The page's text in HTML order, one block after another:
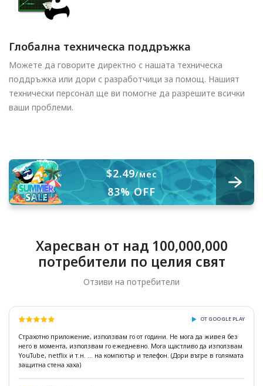
Глобална техническа поддръжка
Можете да говорите директно с нашата техническа
поддръжка или дори с разработчици за помощ. Нашият
технически персонал ще ви помогне да разрешите всички
ваши проблеми.
$2.49/мес
83% OFF
Харесван от над 100,000,000
потребители по целия свят
Отзиви на потребители
ОТ GOOGLE PLAY
Страхотно приложение, използвам го от години. Не мога да живея без
него в момента, използвам го ежедневно. Мога щастливо да използвам
YouTube, netflix и т.н. ... на компютър и телефон. (Дори вътре в голямата
защитна стена хаха)